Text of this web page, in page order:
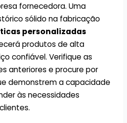
fornecedora. Uma
sólido na fabricação
personalizadas
produtos de alta
confiável. Verifique as
anteriores e procure por
demonstrem a capacidade
às necessidades